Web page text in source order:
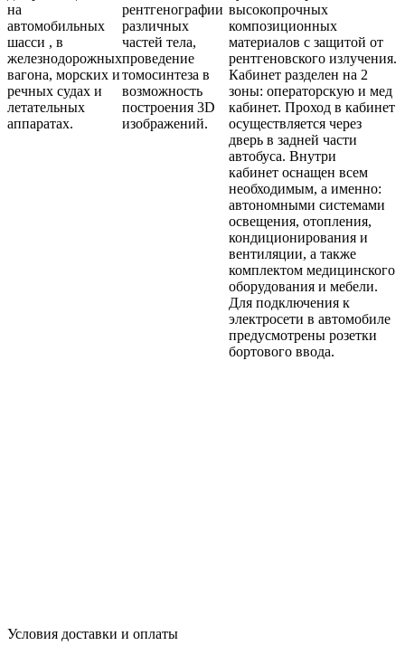
на
автомобильных
шасси , в
железнодорожных
вагона, морских и
речных судах и
летательных
аппаратах.
рентгенографии
различных
частей тела,
проведение
томосинтеза в
возможность
построения 3D
изображений.
высокопрочных
композиционных
материалов с защитой от
рентгеновского излучения.
Кабинет разделен на 2
зоны: операторскую и мед
кабинет. Проход в кабинет
осуществляется через
дверь в задней части
автобуса. Внутри
кабинет оснащен всем
необходимым, а именно:
автономными системами
освещения, отопления,
кондиционирования и
вентиляции, а также
комплектом медицинского
оборудования и мебели.
Для подключения к
электросети в автомобиле
предусмотрены розетки
бортового ввода.
Условия доставки и оплаты